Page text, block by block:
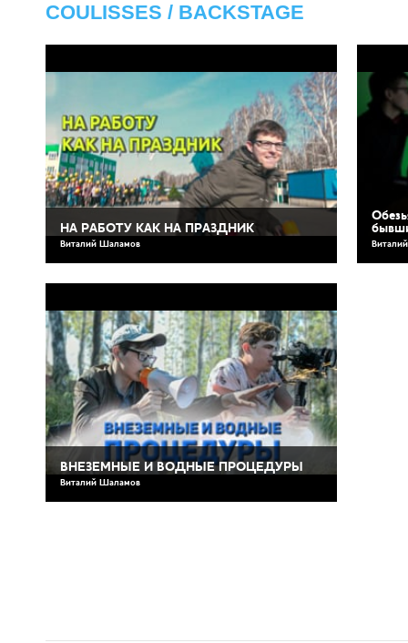
COULISSES / BACKSTAGE
НА РАБОТУ КАК НА ПРАЗДНИК
Виталий Шаламов
ВНЕЗЕМНЫЕ И ВОДНЫЕ ПРОЦЕДУРЫ
Виталий Шаламов